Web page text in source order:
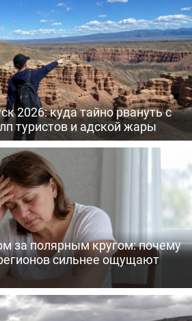
2026: куда тайно рвануть с
туристов и адской жары
за полярным кругом: почему
сильнее ощущают